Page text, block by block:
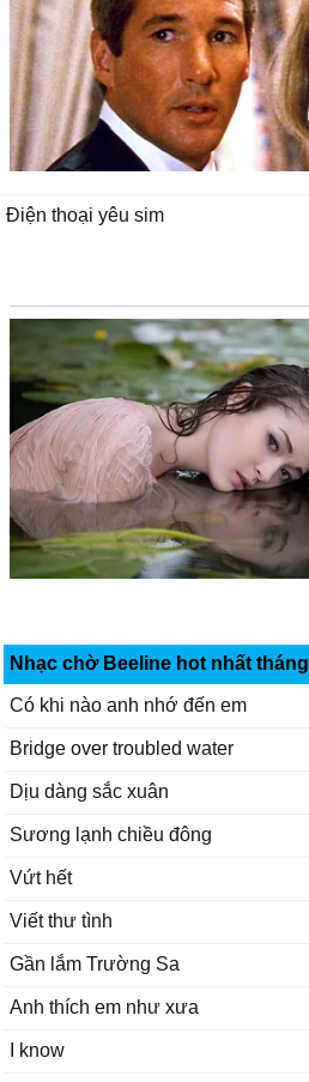
Điện thoại yêu sim
Nhạc chờ Beeline hot nhất tháng
Có khi nào anh nhớ đến em
Bridge over troubled water
Dịu dàng sắc xuân
Sương lạnh chiều đông
Vứt hết
Viết thư tình
Gần lắm Trường Sa
Anh thích em như xưa
I know